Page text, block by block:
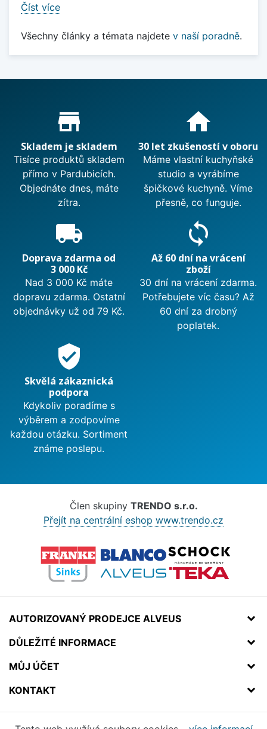
Číst více
Všechny články a témata najdete v naší poradně.
Proč nakupovat u nás?
store_mall_directory
Skladem je skladem
Tisíce produktů skladem
přímo v Pardubicích.
Objednáte dnes, máte
zítra.
home
30 let zkušeností v oboru
Máme vlastní kuchyňské
studio a vyrábíme
špičkové kuchyně. Víme
přesně, co funguje.
local_shipping
Doprava zdarma od
3 000 Kč
Nad 3 000 Kč máte
dopravu zdarma. Ostatní
objednávky už od 79 Kč.
sync
Až 60 dní na vrácení
zboží
30 dní na vrácení zdarma.
Potřebujete víc času? Až
60 dní za drobný
poplatek.
verified_user
Skvělá zákaznická
podpora
Kdykoliv poradíme s
výběrem a zodpovíme
každou otázku. Sortiment
známe poslepu.
Člen skupiny TRENDO s.r.o.
Přejít na centrální eshop www.trendo.cz
AUTORIZOVANÝ PRODEJCE ALVEUS
DŮLEŽITÉ INFORMACE
MŮJ ÚČET
KONTAKT